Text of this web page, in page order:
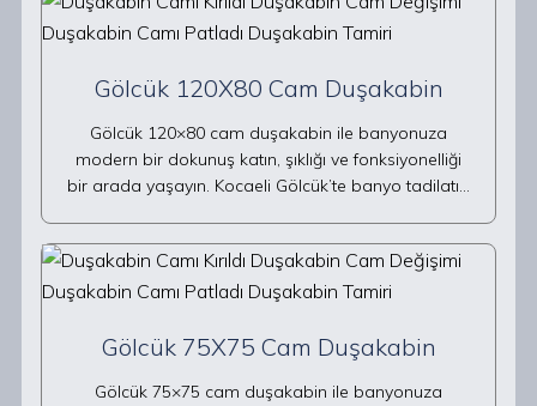
Gölcük 120X80 Cam Duşakabin
Gölcük 120×80 cam duşakabin ile banyonuza
modern bir dokunuş katın, şıklığı ve fonksiyonelliği
bir arada yaşayın. Kocaeli Gölcük’te banyo tadilatı…
Gölcük 75X75 Cam Duşakabin
Gölcük 75×75 cam duşakabin ile banyonuza